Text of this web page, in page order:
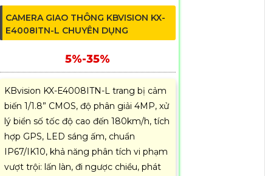
CAMERA GIAO THÔNG KBVISION KX-
E4008ITN-L CHUYÊN DỤNG
5%-35%
KBvision KX-E4008ITN-L trang bị cảm
biến 1/1.8” CMOS, độ phân giải 4MP, xử
lý biển số tốc độ cao đến 180km/h, tích
hợp GPS, LED sáng ấm, chuẩn
IP67/IK10, khả năng phân tích vi phạm
vượt trội: lấn làn, đi ngược chiều, phát